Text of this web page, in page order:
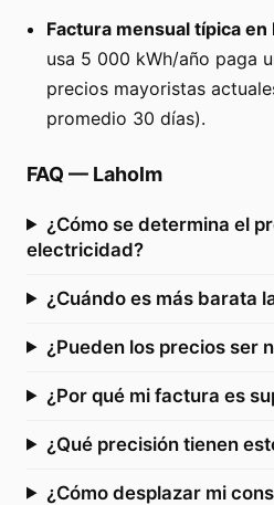
Factura mensual típica en
usa 5 000 kWh/año paga
precios mayoristas
promedio 30 días).
FAQ — Laholm
¿Cómo se determina el
electricidad?
¿Cuándo es más barata
¿Pueden los precios ser
¿Por qué mi factura es
¿Qué precisión tienen
¿Cómo desplazar mi